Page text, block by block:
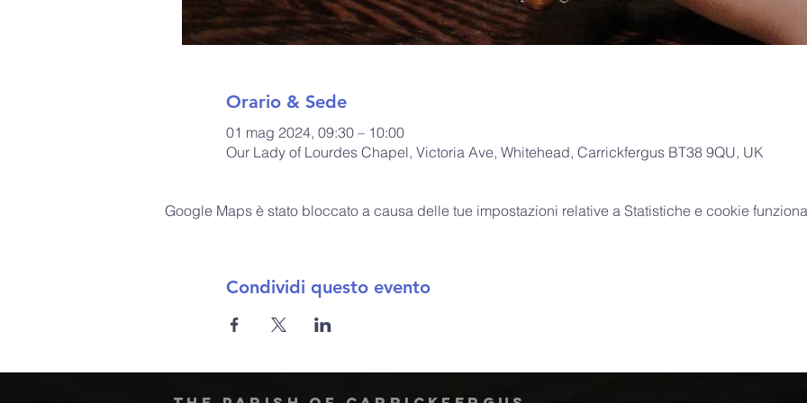
Orario & Sede
01 mag 2024, 09:30 – 10:00
Our Lady of Lourdes Chapel, Victoria Ave, Whitehead, Carrickfergus BT38 9QU, UK
Google Maps è stato bloccato a causa delle tue impostazioni relative a Statistiche e cookie
Condividi questo evento